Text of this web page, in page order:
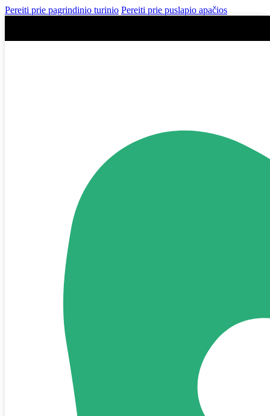
Pereiti prie pagrindinio turinio Pereiti prie puslapio apačios